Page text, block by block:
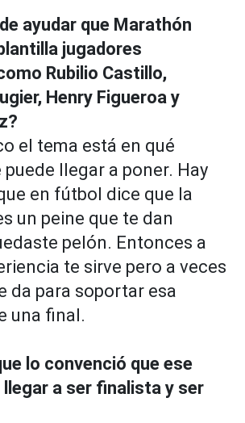
ayudar que Marathón
jugadores
Rubilio Castillo,
Henry Figueroa y
el tema está en qué
llegar a poner. Hay
en fútbol dice que la
un peine que te dan
pelón. Entonces a
te sirve pero a veces
da para soportar esa
una final.
lo convenció que ese
llegar a ser finalista y ser